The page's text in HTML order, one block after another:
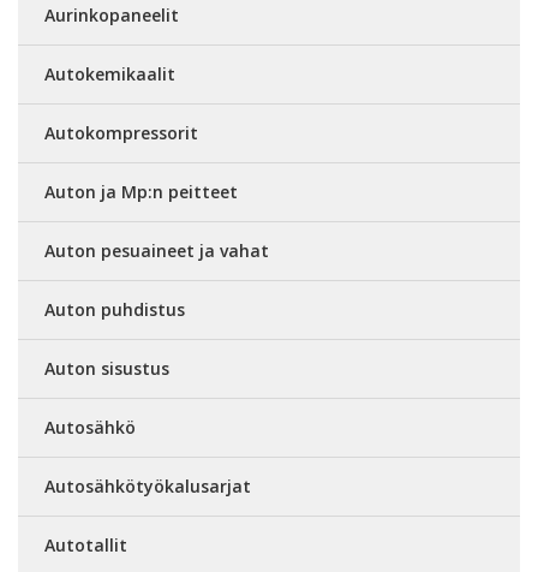
Aurinkopaneelit
Autokemikaalit
Autokompressorit
Auton ja Mp:n peitteet
Auton pesuaineet ja vahat
Auton puhdistus
Auton sisustus
Autosähkö
Autosähkötyökalusarjat
Autotallit